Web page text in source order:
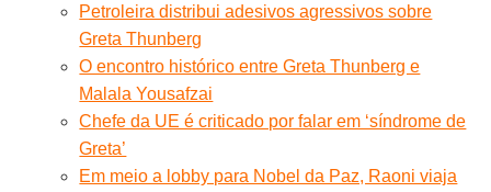
Petroleira distribui adesivos agressivos sobre
Greta Thunberg
O encontro histórico entre Greta Thunberg e
Malala Yousafzai
Chefe da UE é criticado por falar em ‘síndrome de
Greta’
Em meio a lobby para Nobel da Paz, Raoni viaja